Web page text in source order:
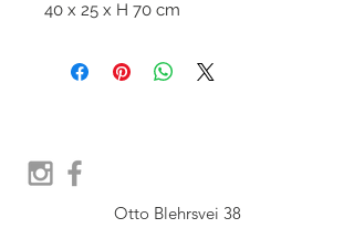
40 x 25 x H 70 cm
Otto Blehrsvei 38